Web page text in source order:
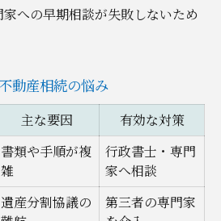
への早期相談が失敗しないため
動産相続の悩み
主な要因
有効な対策
書類や手順が複
雑
行政書士・専門
家へ相談
遺産分割協議の
第三者の専門家